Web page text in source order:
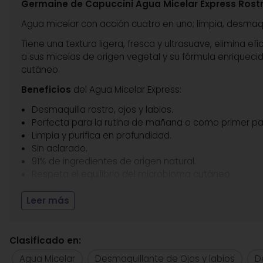
Germaine de Capuccini Agua Micelar Express
Agua micelar con acción cuatro en uno; limpia,
Tiene una textura ligera, fresca y ultrasuave, elimina
a sus micelas de origen vegetal y su fórmula
cutáneo.
Beneficios del Agua Micelar Express:
Desmaquilla rostro, ojos y labios.
Perfecta para la rutina de mañana o como primer
Limpia y purifica en profundidad.
Sin aclarado.
91% de ingredientes de origen natural.
Testado Oftalmológicamente.
Libre de disruptores endocrinos.
Indicado para todo tipo de pieles, incluso las mas
Leer más
Clasificado en:
Agua Micelar
Desmaquillante de Ojos y labios